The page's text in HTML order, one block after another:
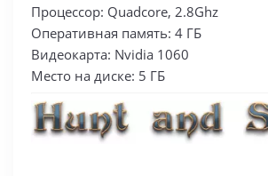
Процессор: Quadcore, 2.8Ghz
Оперативная память: 4 ГБ
Видеокарта: Nvidia 1060
Место на диске: 5 ГБ